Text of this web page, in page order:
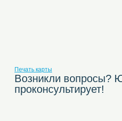
Печать карты
Возникли вопросы?
проконсультирует!